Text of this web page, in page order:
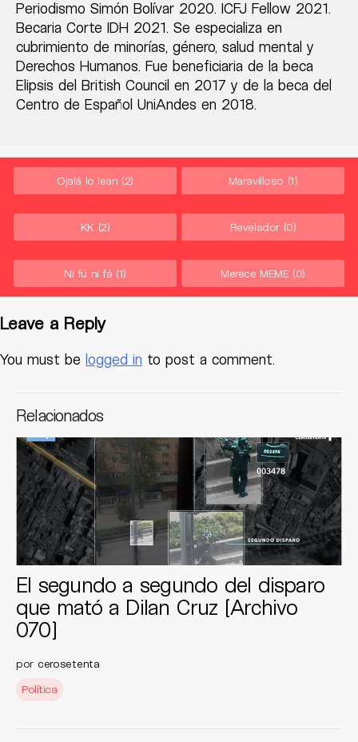
Periodismo Simón Bolívar 2020. ICFJ Fellow 2021.
Becaria Corte IDH 2021. Se especializa en
cubrimiento de minorías, género, salud mental y
Derechos Humanos. Fue beneficiaria de la beca
Elipsis del British Council en 2017 y de la beca del
Centro de Español UniAndes en 2018.
Ojalá lo lean (2) Maravilloso (1)
KK (2) Revelador (0)
Ni fú ni fá (1) Merece MEME (0)
Leave a Reply
You must be logged in to post a comment.
Relacionados
El segundo a segundo del disparo
que mató a Dilan Cruz [Archivo
070]
por cerosetenta
Política